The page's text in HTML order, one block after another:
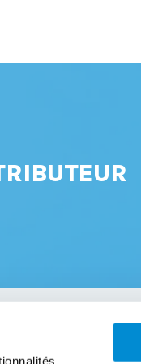
À propos